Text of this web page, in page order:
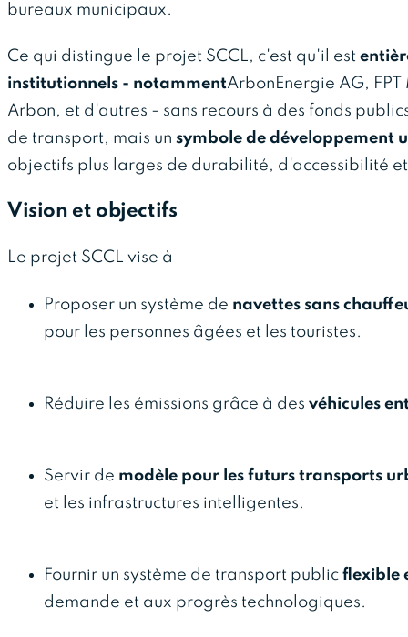
bureaux municipaux.
Ce qui distingue le projet SCCL, c'est qu'il est
institutionnels - notammentArbonEnergie AG,
Arbon, et d'autres - sans recours à des fonds
de transport, mais un symbole de développement
objectifs plus larges de durabilité, d'accessibilité
Vision et objectifs
Le projet SCCL vise à
Proposer un système de navettes sans
pour les personnes âgées et les touristes.
Réduire les émissions grâce à des véhicules
Servir de modèle pour les futurs transports
et les infrastructures intelligentes.
Fournir un système de transport public flexible
demande et aux progrès technologiques.